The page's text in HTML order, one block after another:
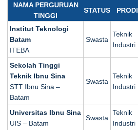
NAMA PERGURUAN
TINGGI
STATUS PRODI
Institut Teknologi
Batam
ITEBA
Swasta
Teknik
Industri
Sekolah Tinggi
Teknik Ibnu Sina
STT Ibnu Sina –
Batam
Swasta
Teknik
Industri
Universitas Ibnu Sina
UIS – Batam
Swasta
Teknik
Industri